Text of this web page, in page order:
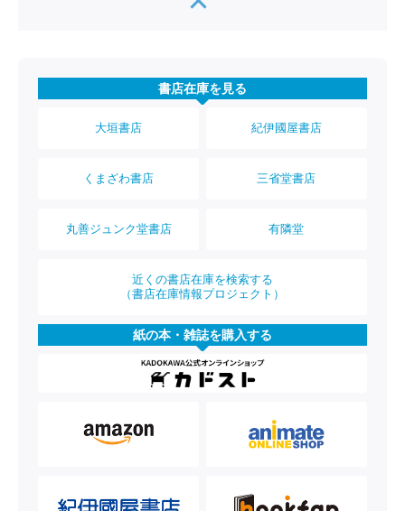
書店在庫を見る
大垣書店 紀伊國屋書店
くまざわ書店 三省堂書店
丸善ジュンク堂書店 有隣堂
近くの書店在庫を検索する
（書店在庫情報プロジェクト）
紙の本・雑誌を購入する